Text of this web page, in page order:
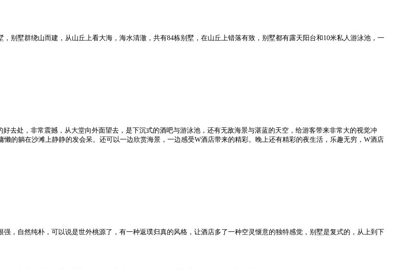
别墅群绕山而建，从山丘上看大海，海水清澈，共有84栋别墅，在山丘上错落有致，别墅都有露天阳台和10米私人游泳池，一
去处，非常震撼，从大堂向外面望去，是下沉式的酒吧与游泳池，还有无敌海景与湛蓝的天空，给游客带来非常大的视觉冲
的躺在沙滩上静静的发会呆。还可以一边欣赏海景，一边感受W酒店带来的精彩。晚上还有精彩的夜生活，乐趣无穷，W酒店
，自然纯朴，可以说是世外桃源了，有一种返璞归真的风格，让酒店多了一种空灵惬意的独特感觉，别墅是复式的，从上到下